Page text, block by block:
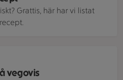
Grattis, här har vi listat
vegovis